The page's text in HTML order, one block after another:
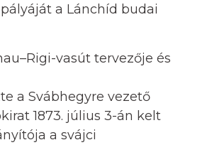
a Lánchíd budai
vasút tervezője és
a Svábhegyre vezető
1873. július 3-án kelt
a svájci